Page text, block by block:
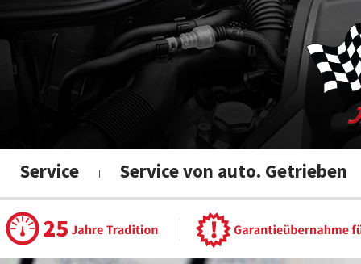
Service Service von auto. Getrieben